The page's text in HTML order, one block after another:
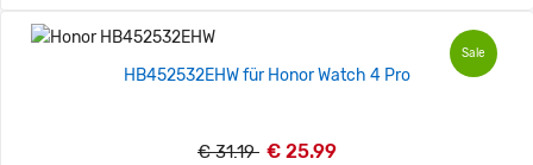
Sale
HB452532EHW für Honor Watch 4 Pro
€ 31.19 € 25.99